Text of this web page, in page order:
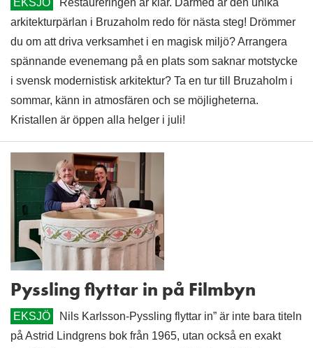
arkitekturpärlan i Bruzaholm redo för nästa steg! Drömmer
du om att driva verksamhet i en magisk miljö? Arrangera
spännande evenemang på en plats som saknar motstycke
i svensk modernistisk arkitektur? Ta en tur till Bruzaholm i
sommar, känn in atmosfären och se möjligheterna.
Kristallen är öppen alla helger i juli!
Pyssling flyttar in på Filmbyn
EKSJÖ
Nils Karlsson-Pyssling flyttar in” är inte bara titeln
på Astrid Lindgrens bok från 1965, utan också en exakt